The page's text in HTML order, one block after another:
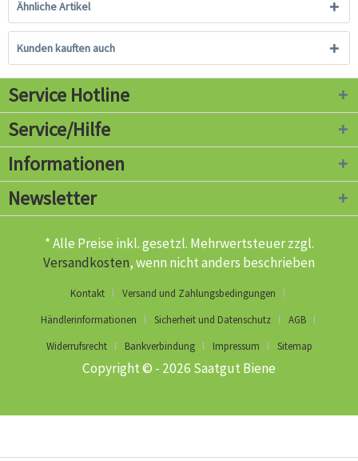
Ähnliche Artikel
Kunden kauften auch
Service Hotline
Service/Hilfe
Informationen
Newsletter
* Alle Preise inkl. gesetzl. Mehrwertsteuer zzgl.
Versandkosten, wenn nicht anders beschrieben
Kontakt
Versand und Zahlungsbedingungen
Händlerinformationen
Sicherheit und Datenschutz
AGB
Widerrufsrecht
Bankverbindung Impressum Sitemap
Copyright © - 2026 Saatgut Biene